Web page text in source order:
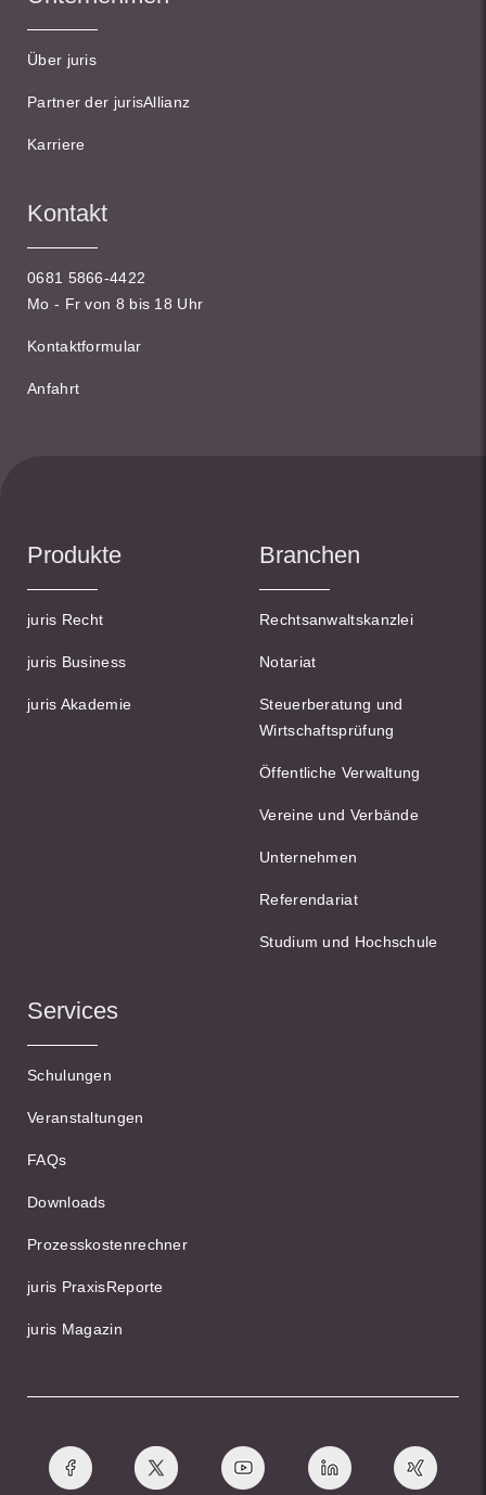
Über juris
Partner der jurisAllianz
Karriere
Kontakt
0681 5866-4422
Mo - Fr von 8 bis 18 Uhr
Kontaktformular
Anfahrt
Produkte
juris Recht
juris Business
juris Akademie
Branchen
Rechtsanwaltskanzlei
Notariat
Steuerberatung und
Wirtschaftsprüfung
Öffentliche Verwaltung
Vereine und Verbände
Unternehmen
Referendariat
Studium und Hochschule
Services
Schulungen
Veranstaltungen
FAQs
Downloads
Prozesskostenrechner
juris PraxisReporte
juris Magazin